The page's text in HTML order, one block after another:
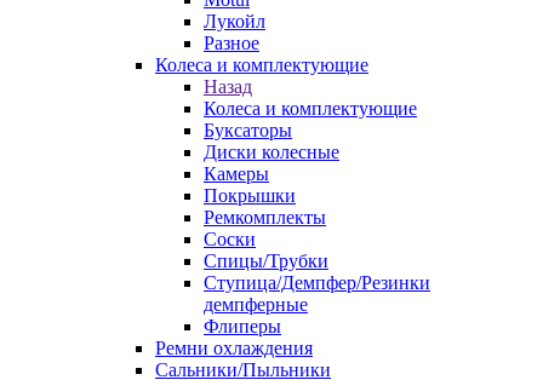
Лукойл
Разное
Колеса и комплектующие
Назад
Колеса и комплектующие
Буксаторы
Диски колесные
Камеры
Покрышки
Ремкомплекты
Соски
Спицы/Трубки
Ступица/Демпфер/Резинки
демпферные
Флиперы
Ремни охлаждения
Сальники/Пыльники